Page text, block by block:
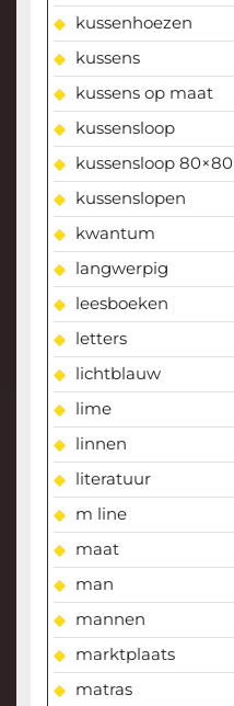
kussenhoezen
kussens
kussens op maat
kussensloop
kussensloop 80×80
kussenslopen
kwantum
langwerpig
leesboeken
letters
lichtblauw
lime
linnen
literatuur
m line
maat
man
mannen
marktplaats
matras